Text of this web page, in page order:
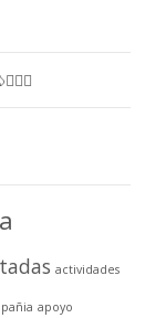
actividades
apoyo